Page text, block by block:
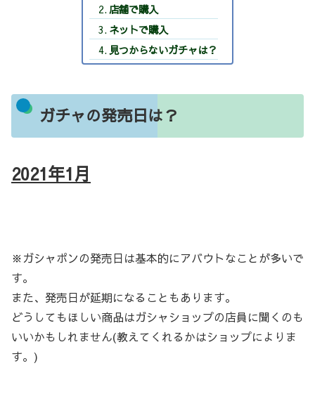
店舗で購入
ネットで購入
見つからないガチャは？
ガチャの発売日は？
2021年1月
※ガシャポンの発売日は基本的にアバウトなことが多いで
す。
また、発売日が延期になることもあります。
どうしてもほしい商品はガシャショップの店員に聞くのも
いいかもしれません(教えてくれるかはショップによりま
す。)